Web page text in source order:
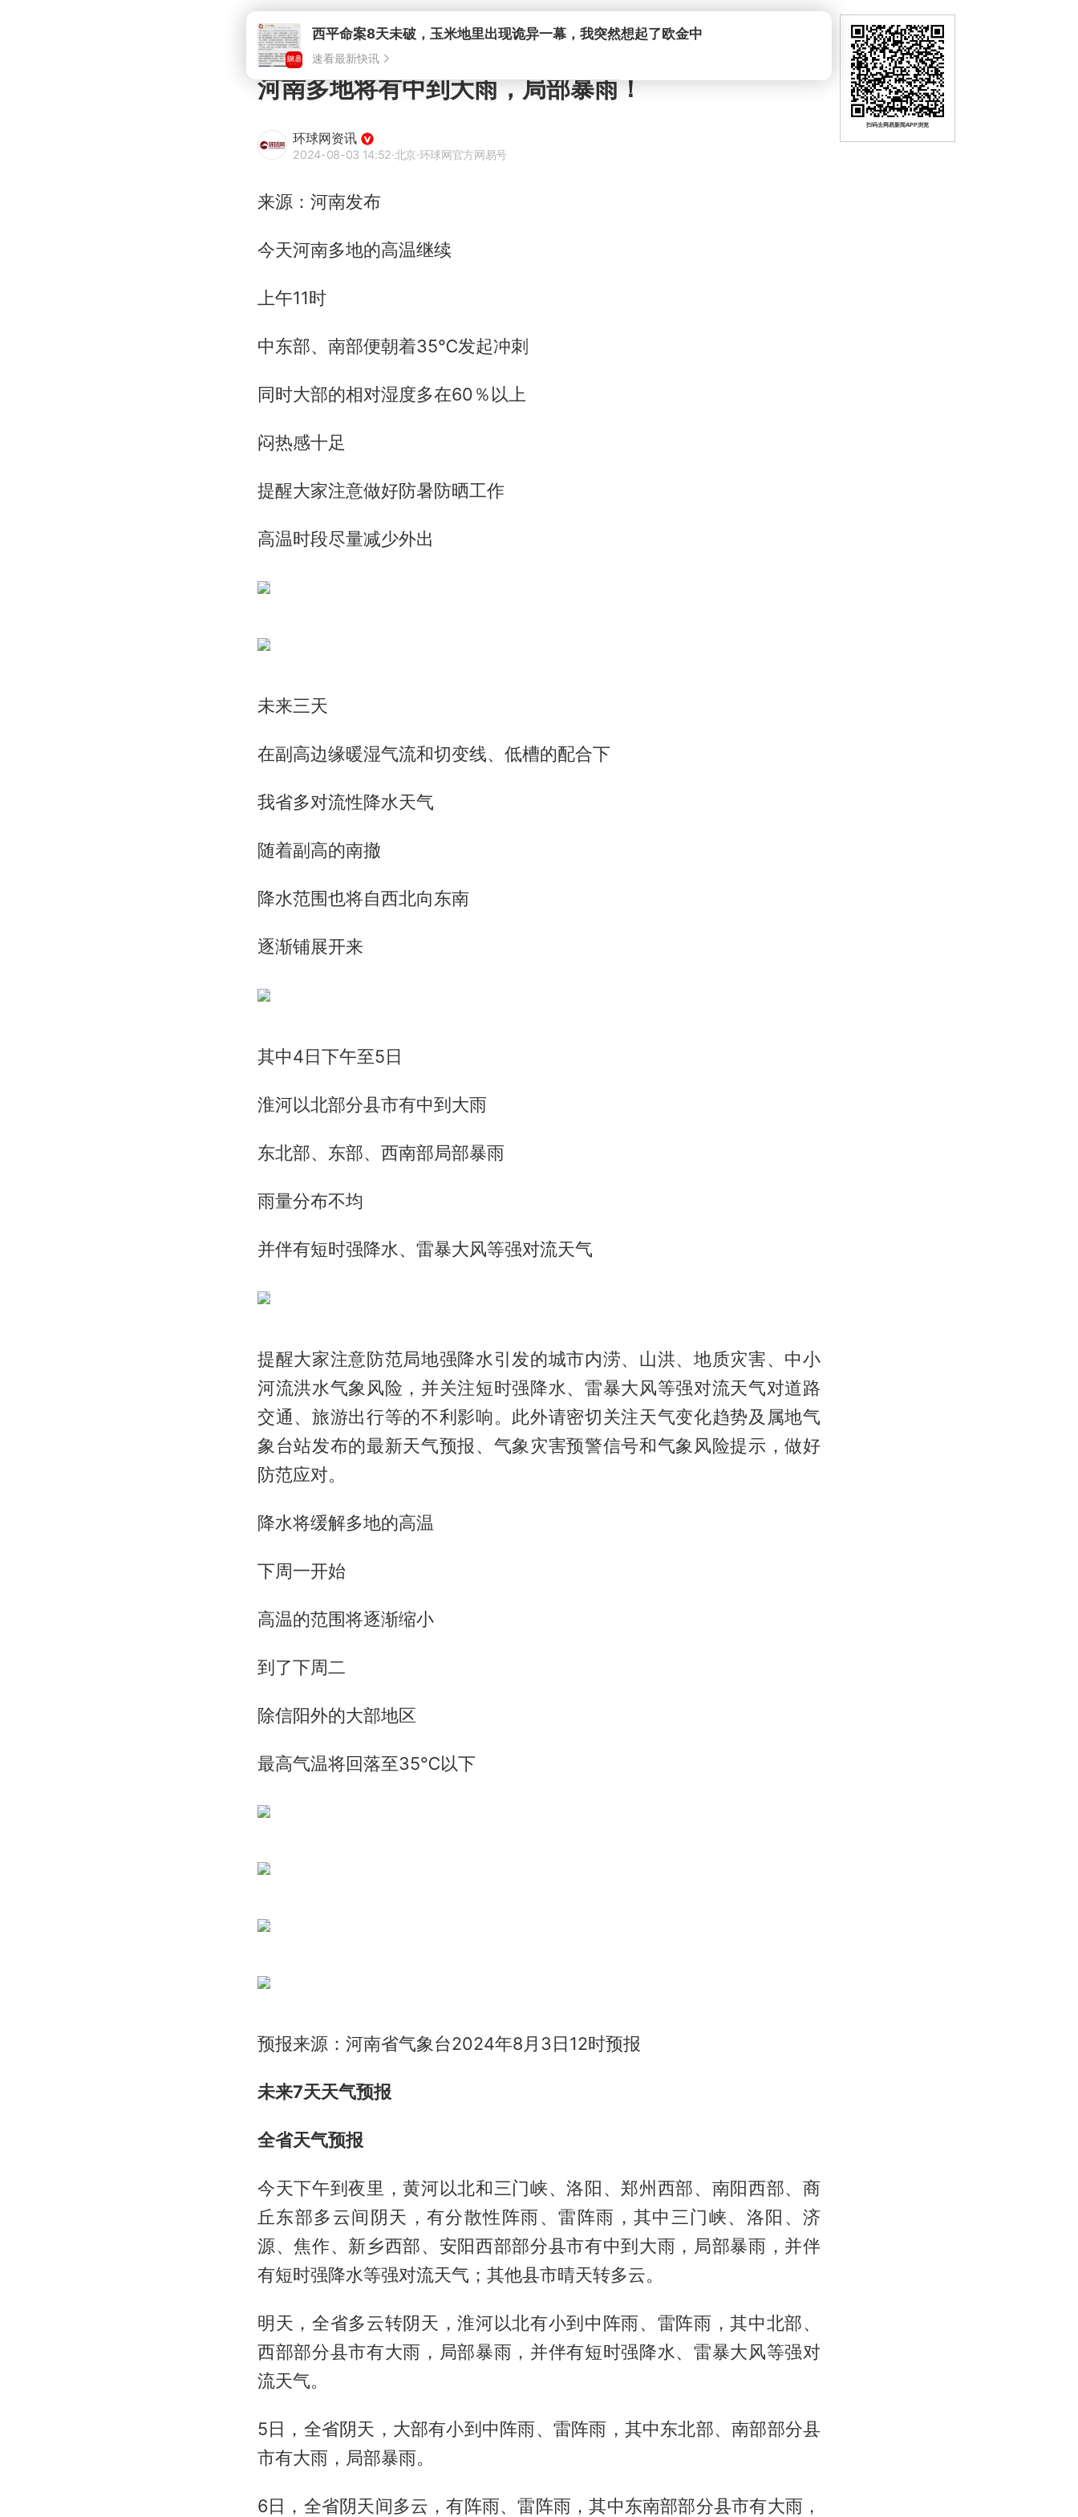
西平命案8天未破，玉米地里出现诡异一幕，我突然想起了欧金中
速看最新快讯
河南多地将有中到大雨，局部暴雨！
环球网资讯
2024-08-03 14:52·北京·环球网官方网易号
来源：河南发布
今天河南多地的高温继续
上午11时
中东部、南部便朝着35℃发起冲刺
同时大部的相对湿度多在60％以上
闷热感十足
提醒大家注意做好防暑防晒工作
高温时段尽量减少外出
未来三天
在副高边缘暖湿气流和切变线、低槽的配合下
我省多对流性降水天气
随着副高的南撤
降水范围也将自西北向东南
逐渐铺展开来
其中4日下午至5日
淮河以北部分县市有中到大雨
东北部、东部、西南部局部暴雨
雨量分布不均
并伴有短时强降水、雷暴大风等强对流天气
提醒大家注意防范局地强降水引发的城市内涝、山洪、地质灾害、中小
河流洪水气象风险，并关注短时强降水、雷暴大风等强对流天气对道路
交通、旅游出行等的不利影响。此外请密切关注天气变化趋势及属地气
象台站发布的最新天气预报、气象灾害预警信号和气象风险提示，做好
防范应对。
降水将缓解多地的高温
下周一开始
高温的范围将逐渐缩小
到了下周二
除信阳外的大部地区
最高气温将回落至35℃以下
预报来源：河南省气象台2024年8月3日12时预报
未来7天天气预报
全省天气预报
今天下午到夜里，黄河以北和三门峡、洛阳、郑州西部、南阳西部、商
丘东部多云间阴天，有分散性阵雨、雷阵雨，其中三门峡、洛阳、济
源、焦作、新乡西部、安阳西部部分县市有中到大雨，局部暴雨，并伴
有短时强降水等强对流天气；其他县市晴天转多云。
明天，全省多云转阴天，淮河以北有小到中阵雨、雷阵雨，其中北部、
西部部分县市有大雨，局部暴雨，并伴有短时强降水、雷暴大风等强对
流天气。
5日，全省阴天，大部有小到中阵雨、雷阵雨，其中东北部、南部部分县
市有大雨，局部暴雨。
6日，全省阴天间多云，有阵雨、雷阵雨，其中东南部部分县市有大雨，
扫码去网易新闻APP浏览